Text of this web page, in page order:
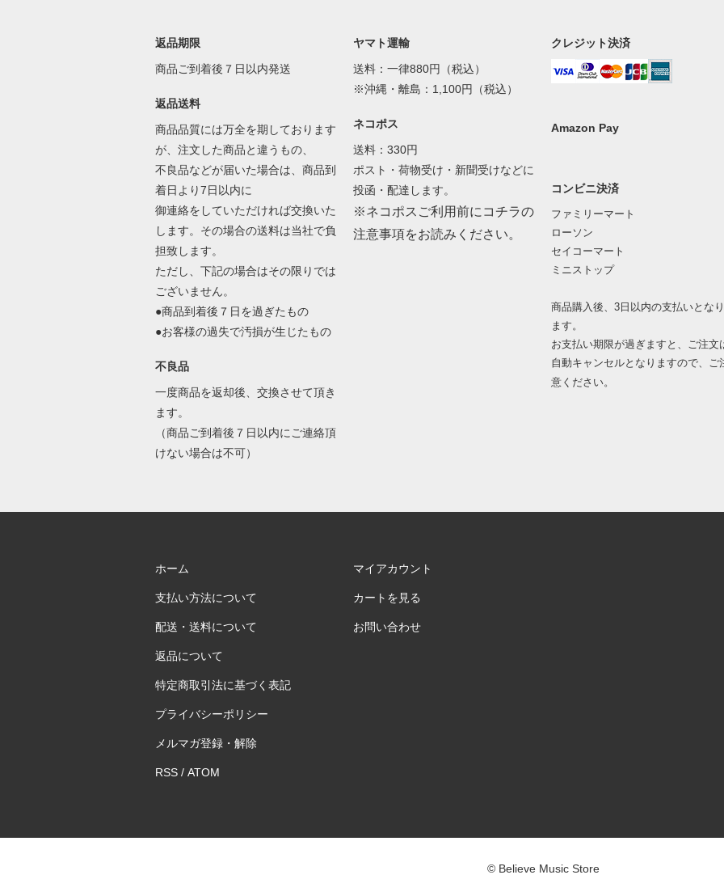
返品期限
商品ご到着後７日以内発送
返品送料
商品品質には万全を期しております
が、注文した商品と違うもの、
不良品などが届いた場合は、商品到
着日より7日以内に
御連絡をしていただければ交換いた
します。その場合の送料は当社で負
担致します。
ただし、下記の場合はその限りでは
ございません。
●商品到着後７日を過ぎたもの
●お客様の過失で汚損が生じたもの
不良品
一度商品を返却後、交換させて頂き
ます。
（商品ご到着後７日以内にご連絡頂
けない場合は不可）
ヤマト運輸
送料：一律880円（税込）
※沖縄・離島：1,100円（税込）
ネコポス
送料：330円
ポスト・荷物受け・新聞受けなどに
投函・配達します。
※ネコポスご利用前にコチラの
注意事項をお読みください。
クレジット決済
Amazon Pay
コンビニ決済
ファミリーマート
ローソン
セイコーマート
ミニストップ
商品購入後、3日以内の支払いとなり
ます。
お支払い期限が過ぎますと、ご注文
自動キャンセルとなりますので、ご
意ください。
ホーム
支払い方法について
配送・送料について
返品について
特定商取引法に基づく表記
プライバシーポリシー
メルマガ登録・解除
RSS/ ATOM
マイアカウント
カートを見る
お問い合わせ
© Believe Music Store